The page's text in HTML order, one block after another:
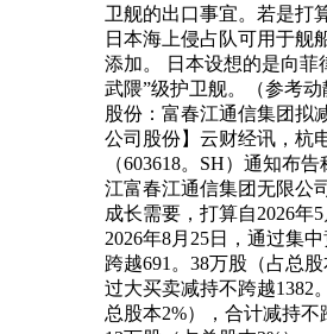
卫舰的出口事宜。若是打
日本海上侵占队可用于舰
添加。 日本设想的是向菲
武隈”级护卫舰。（参考
股份：富春江通信集团拟
公司股份】云财经讯，杭
（603618。SH）通知布
江富春江通信集团无限公
成长需要，打算自2026年
2026年8月25日，通过集
跨越691。38万股（占总
过大买卖减持不跨越1382
总股本2%），合计减持不